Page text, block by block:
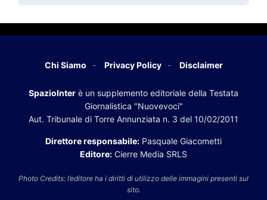
Chi Siamo Privacy Policy Disclaimer
SpazioInter è un supplemento editoriale della Testata
Giornalistica "Nuovevoci"
Aut. Tribunale di Torre Annunziata n. 3 del 10/02/2011
Direttore responsabile: Pasquale Giacometti
Editore: Cierre Media SRLS
Photo Credits: l’editore ha i diritti di utilizzo delle immagini presenti sul
sito.